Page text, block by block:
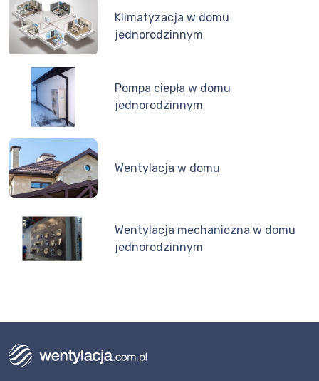
Klimatyzacja w domu
jednorodzinnym
Pompa ciepła w domu
jednorodzinnym
Wentylacja w domu
Wentylacja mechaniczna w domu
jednorodzinnym